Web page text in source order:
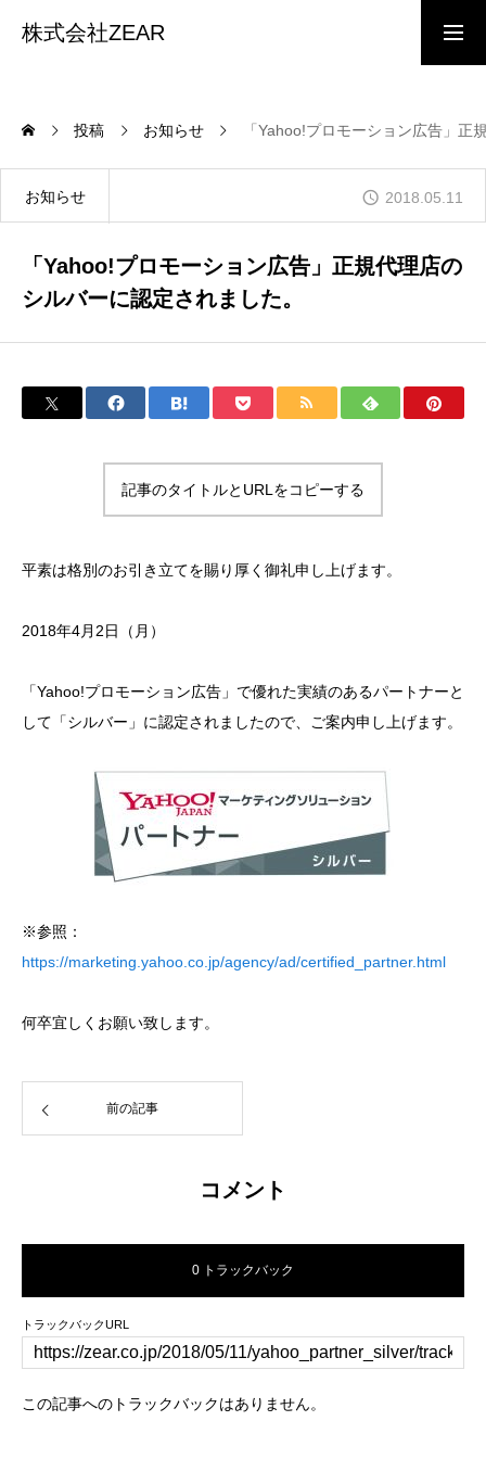
株式会社ZEAR
会社概要
経営理念
インターン応募フォーム
投稿 お知らせ 「Yahoo!プロモーション広告」正
お知らせ 2018.05.11
「Yahoo!プロモーション広告」正規代理店の
シルバーに認定されました。
記事のタイトルとURLをコピーする
平素は格別のお引き立てを賜り厚く御礼申し上げます。
2018年4月2日（月）
「Yahoo!プロモーション広告」で優れた実績のあるパートナーと
して「シルバー」に認定されましたので、ご案内申し上げます。
※参照：
https://marketing.yahoo.co.jp/agency/ad/certified_partner.html
何卒宜しくお願い致します。
前の記事
コメント
0 トラックバック
トラックバックURL
この記事へのトラックバックはありません。